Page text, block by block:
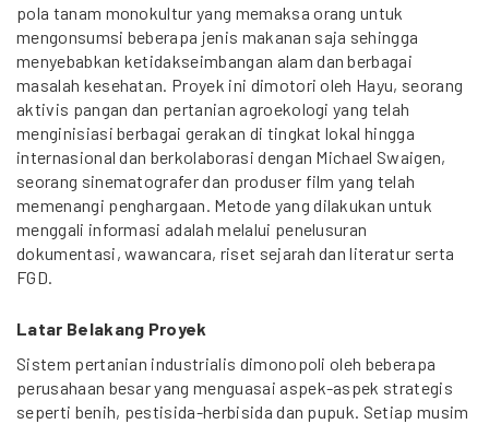
pola tanam monokultur yang memaksa orang untuk
mengonsumsi beberapa jenis makanan saja sehingga
menyebabkan ketidakseimbangan alam dan berbagai
masalah kesehatan. Proyek ini dimotori oleh Hayu, seorang
aktivis pangan dan pertanian agroekologi yang telah
menginisiasi berbagai gerakan di tingkat lokal hingga
internasional dan berkolaborasi dengan Michael Swaigen,
seorang sinematografer dan produser film yang telah
memenangi penghargaan. Metode yang dilakukan untuk
menggali informasi adalah melalui penelusuran
dokumentasi, wawancara, riset sejarah dan literatur serta
FGD.
Latar Belakang Proyek
Sistem pertanian industrialis dimonopoli oleh beberapa
perusahaan besar yang menguasai aspek-aspek strategis
seperti benih, pestisida-herbisida dan pupuk. Setiap musim